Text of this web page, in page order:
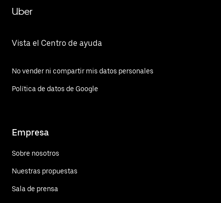
Uber
Vista el Centro de ayuda
No vender ni compartir mis datos personales
Política de datos de Google
Empresa
Sobre nosotros
Nuestras propuestas
Sala de prensa